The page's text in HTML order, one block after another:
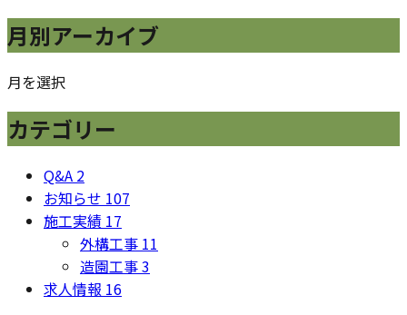
月別アーカイブ
月を選択
カテゴリー
Q&A 2
お知らせ 107
施工実績 17
外構工事 11
造園工事3
求人情報 16